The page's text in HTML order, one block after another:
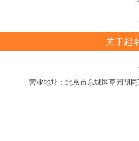
关于起
营业地址：北京市东城区草园胡同